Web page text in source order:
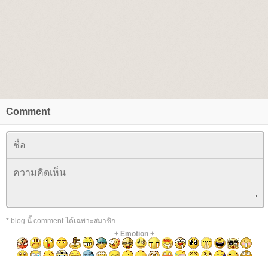
Comment
* blog นี้ comment ได้เฉพาะสมาชิก
+ Emotion+